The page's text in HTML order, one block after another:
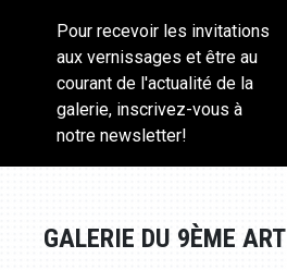
Pour recevoir les invitations
aux vernissages et être au
courant de l'actualité de la
galerie, inscrivez-vous à
notre newsletter!
GALERIE DU 9ÈME ART